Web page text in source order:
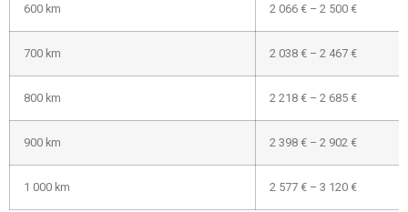
600 km 2 066 € – 2 500 €
700 km 2 038 € – 2 467 €
800 km 2 218 € – 2 685 €
900 km 2 398 € – 2 902 €
1 000 km 2 577 € – 3 120 €